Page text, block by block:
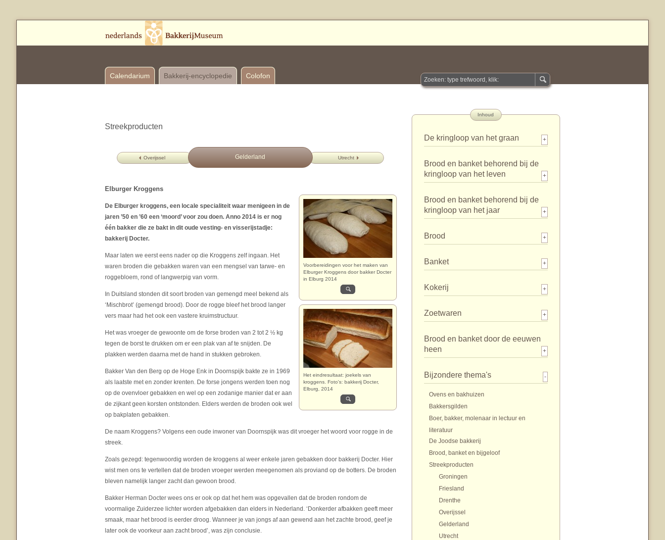
Calendarium Bakkerij-encyclopedie Colofon
Streekproducten
Overijssel Utrecht
Gelderland
Elburger Kroggens
Voorbereidingen voor het maken van
Elburger Kroggens door bakker Docter
in Elburg 2014
Het eindresultaat: joekels van
kroggens. Foto's: bakkerij Docter,
Elburg, 2014
De Elburger kroggens, een locale specialiteit waar menigeen in de
jaren ’50 en ’60 een ‘moord’ voor zou doen. Anno 2014 is er nog
één bakker die ze bakt in dit oude vesting- en visserijstadje:
bakkerij Docter.
Maar laten we eerst eens nader op die Kroggens zelf ingaan. Het
waren broden die gebakken waren van een mengsel van tarwe- en
roggebloem, rond of langwerpig van vorm.
In Duitsland stonden dit soort broden van gemengd meel bekend als
‘Mischbrot’ (gemengd brood). Door de rogge bleef het brood langer
vers maar had het ook een vastere kruimstructuur.
Het was vroeger de gewoonte om de forse broden van 2 tot 2 ½ kg
tegen de borst te drukken om er een plak van af te snijden. De
plakken werden daarna met de hand in stukken gebroken.
Bakker Van den Berg op de Hoge Enk in Doornspijk bakte ze in 1969
als laatste met en zonder krenten. De forse jongens werden toen nog
op de ovenvloer gebakken en wel op een zodanige manier dat er aan
de zijkant geen korsten ontstonden. Elders werden de broden ook wel
op bakplaten gebakken.
De naam Kroggens? Volgens een oude inwoner van Doornspijk was dit vroeger het woord voor rogge in de
streek.
Zoals gezegd: tegenwoordig worden de kroggens al weer enkele jaren gebakken door bakkerij Docter. Hier
wist men ons te vertellen dat de broden vroeger werden meegenomen als proviand op de botters. De broden
bleven namelijk langer zacht dan gewoon brood.
Bakker Herman Docter wees ons er ook op dat het hem was opgevallen dat de broden rondom de
voormalige Zuiderzee lichter worden afgebakken dan elders in Nederland. ‘Donkerder afbakken geeft meer
smaak, maar het brood is eerder droog. Wanneer je van jongs af aan gewend aan het zachte brood, geef je
later ook de voorkeur aan zacht brood’, was zijn conclusie.
Inhoud
De kringloop van het graan +
Brood en banket behorend bij de
kringloop van het leven
+
Brood en banket behorend bij de
kringloop van het jaar
+
Brood +
Banket +
Kokerij +
Zoetwaren +
Brood en banket door de eeuwen
heen
+
Bijzondere thema's -
Ovens en bakhuizen
Bakkersgilden
Boer, bakker, molenaar in lectuur en
literatuur
De Joodse bakkerij
Brood, banket en bijgeloof
Streekproducten
Groningen
Friesland
Drenthe
Overijssel
Gelderland
Utrecht